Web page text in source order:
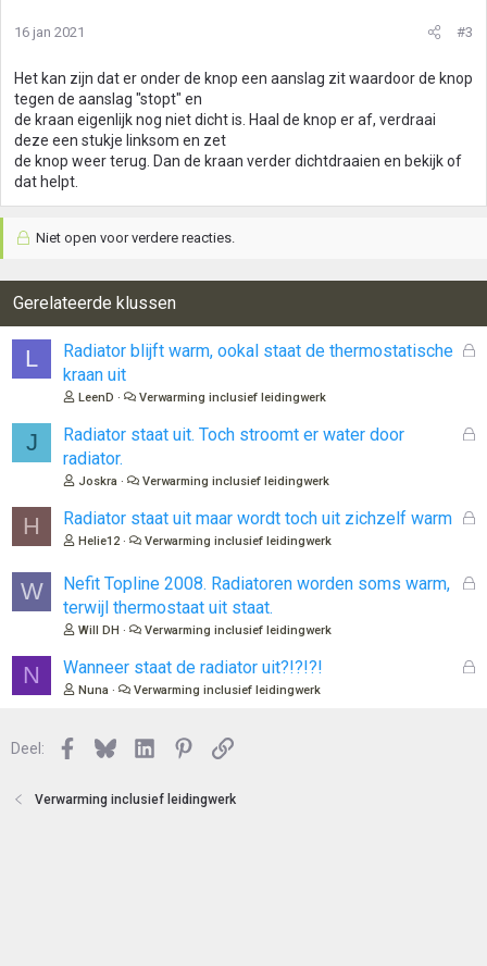
16 jan 2021 #3
Het kan zijn dat er onder de knop een aanslag zit waardoor de knop
tegen de aanslag "stopt" en
de kraan eigenlijk nog niet dicht is. Haal de knop er af, verdraai
deze een stukje linksom en zet
de knop weer terug. Dan de kraan verder dichtdraaien en bekijk of
dat helpt.
Niet open voor verdere reacties.
Gerelateerde klussen
L
G
o
Radiator blijft warm, ookal staat de thermostatische
kraan uit
LeenD Verwarming inclusief leidingwerk
J
G
o
Radiator staat uit. Toch stroomt er water door
radiator.
Joskra Verwarming inclusief leidingwerk
H
G
Radiator staat uit maar wordt toch uit zichzelf warm
Helie12 Verwarming inclusief leidingwerk
W
G
o
Nefit Topline 2008. Radiatoren worden soms warm,
terwijl thermostaat uit staat.
Will DH Verwarming inclusief leidingwerk
N
G
Wanneer staat de radiator uit?!?!?!
Nuna Verwarming inclusief leidingwerk
Deel: Facebook
BlueskyLinkedInPinterest
Link
Verwarming inclusief leidingwerk